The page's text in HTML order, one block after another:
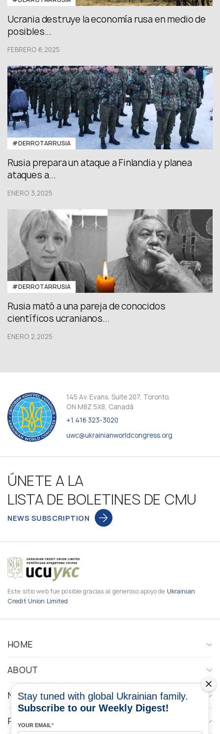
Ucrania destruye la economía rusa en medio de
posibles...
FEBRERO 6,2025
#DERROTARRUSIA
⁠Rusia prepara un ataque a Finlandia y planea
ataques a...
ENERO 3,2025
#DERROTARRUSIA
Rusia mató a una pareja de conocidos
científicos ucranianos...
ENERO 2,2025
145 Av. Evans, Suite 207, Toronto,
ON M8Z 5X8, Canadá
+1 416 323-3020
uwc@ukrainianworldcongress.org
ÚNETE A LA
LISTA DE BOLETINES DE CMU
NEWS SUBSCRIPTION
Este sitio web fue posible gracias al generoso apoyo de Ukrainian
Credit Union Limited
HOME
ABOUT
NEWS
PROGRAMS
Stay tuned with global Ukrainian family.
Subscribe to our Weekly Digest!
YOUR EMAIL*